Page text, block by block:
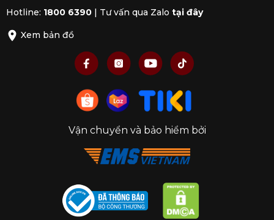
người dùng cần phải chú ý đến việc điều chỉnh
thời gian nấu cho phù hợp với từng loại món ăn.
Hotline: 1800 6390 | Tư vấn qua Zalo tại đây
Xem bản đồ
Vận chuyển và bảo hiểm bởi